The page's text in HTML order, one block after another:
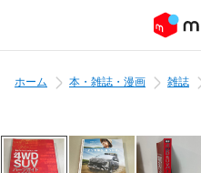
ホーム 本・雑誌・漫画 雑誌